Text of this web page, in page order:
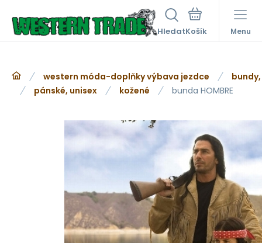
Hledat Menu
western móda-doplňky výbava jezdce
pánské, unisex
kožené bunda HOMBRE